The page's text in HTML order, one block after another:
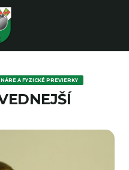
A FYZICKÉ PREVIERKY